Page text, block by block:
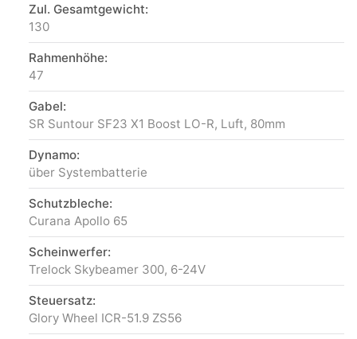
Zul. Gesamtgewicht:
130
Rahmenhöhe:
47
Gabel:
SR Suntour SF23 X1 Boost LO-R, Luft, 80mm
Dynamo:
über Systembatterie
Schutzbleche:
Curana Apollo 65
Scheinwerfer:
Trelock Skybeamer 300, 6-24V
Steuersatz:
Glory Wheel ICR-51.9 ZS56